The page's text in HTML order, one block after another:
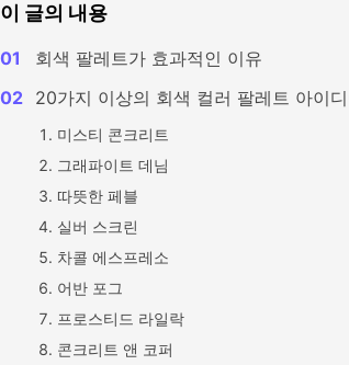
이 글의 내용
회색 팔레트가 효과적인 이유
20가지 이상의 회색 컬러 팔레트 아이
미스티 콘크리트
그래파이트 데님
따뜻한 페블
실버 스크린
차콜 에스프레소
어반 포그
프로스티드 라일락
콘크리트 앤 코퍼